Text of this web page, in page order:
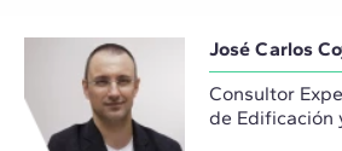
José Carlos
Consultor
de Edificación